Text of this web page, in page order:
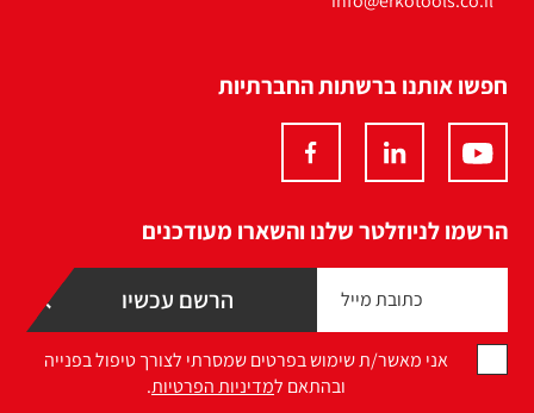
חפשו אותנו ברשתות החברתיות
הרשמו לניוזלטר שלנו והשארו מעודכנים
אני מאשר/ת שימוש בפרטים שמסרתי לצורך טיפול בפנייה
ובהתאם למדיניות הפרטיות.